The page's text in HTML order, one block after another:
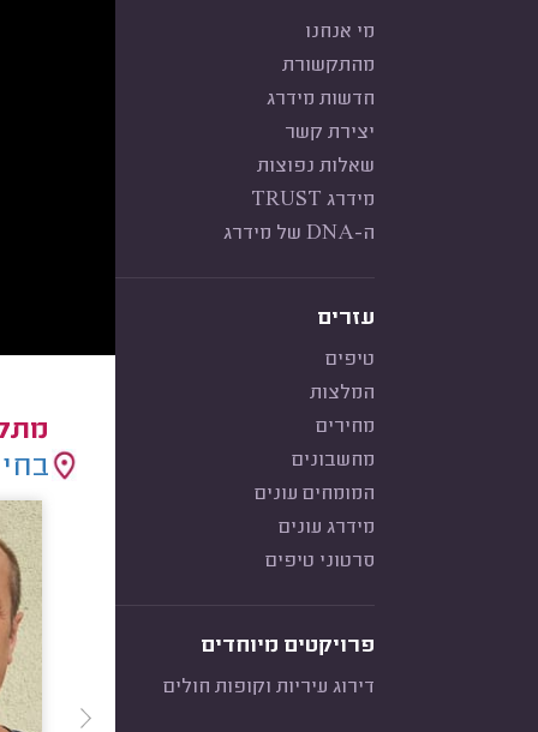
מי אנחנו
מהתקשורת
חדשות מידרג
יצירת קשר
שאלות נפוצות
מידרג TRUST
ה-DNA של מידרג
עזרים
טיפים
המלצות
מחירים
מחשבונים
המומחים עונים
מידרג עונים
סרטוני טיפים
פרויקטים מיוחדים
דירוג עיריות וקופות חולים